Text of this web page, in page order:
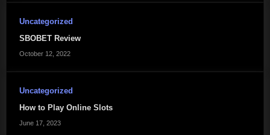
Uncategorized
SBOBET Review
October 12, 2022
Uncategorized
How to Play Online Slots
June 17, 2023